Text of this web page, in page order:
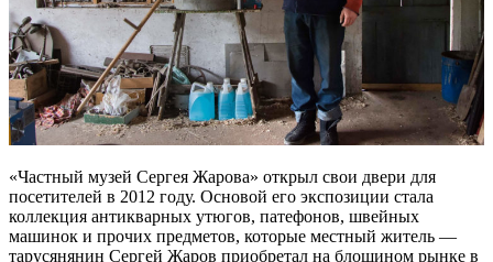
«Частный музей Сергея Жарова» открыл свои двери для
посетителей в 2012 году. Основой его экспозиции стала
коллекция антикварных утюгов, патефонов, швейных
машинок и прочих предметов, которые местный житель —
тарусянянин Сергей Жаров приобретал на блошином рынке в